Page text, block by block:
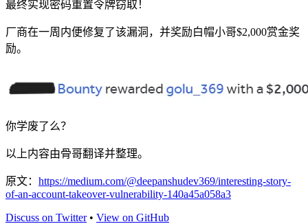
最终实现密码重置令牌窃取！
厂商在一周内便修复了该漏洞，并奖励白帽小哥$2,000赏金奖
励。
你学废了么？
以上内容由骨哥翻译并整理。
原文： https://medium.com/@deepanshudev369/interesting-story-
of-an-account-takeover-vulnerability-140a45a058a3
Discuss on Twitter• View on GitHub